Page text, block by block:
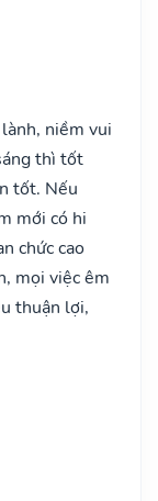
niềm vui
thì tốt
tốt. Nếu
mới có hi
chức cao
mọi việc êm
thuận lợi,